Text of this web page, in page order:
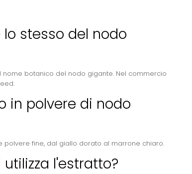
stesso del nodo
nome botanico del nodo gigante. Nel commercio
in polvere di nodo
fine, dal giallo dorato al marrone chiaro.
l'estratto?